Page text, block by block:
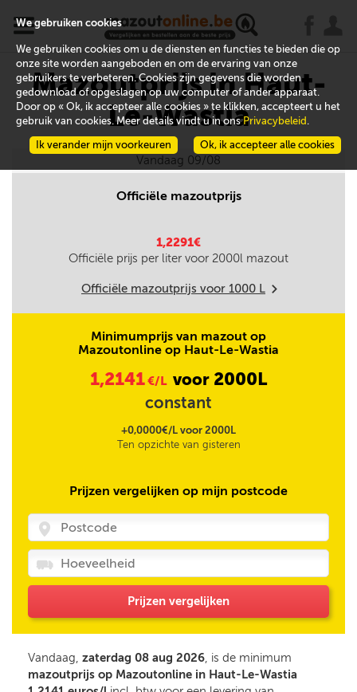
x
Mazoutprijs in Haut-
Le-Wastia
Vandaag 09/08
Officiële mazoutprijs
1,2291€
Officiële prijs per liter voor 2000l mazout
Officiële mazoutprijs voor 1000 L m
Minimumprijs van mazout op
Mazoutonline op Haut-Le-Wastia
1,2141€/L voor 2000L
constant
+0,0000€/L voor 2000L
Ten opzichte van gisteren
Prijzen vergelijken op mijn postcode
Prijzen vergelijken
Vandaag, zaterdag 08 aug 2026, is de minimum
mazoutprijs op Mazoutonline in Haut-Le-Wastia
We gebruiken cookies
We gebruiken cookies om u de diensten en functies te bieden die op
onze site worden aangeboden en om de ervaring van onze
gebruikers te verbeteren. Cookies zijn gegevens die worden
gedownload of opgeslagen op uw computer of ander apparaat.
Door op « Ok, ik accepteer alle cookies » te klikken, accepteert u het
gebruik van cookies. Meer details vindt u in onsPrivacybeleid .
Ok, ik accepteer alle cookies
Ik verander mijn voorkeuren